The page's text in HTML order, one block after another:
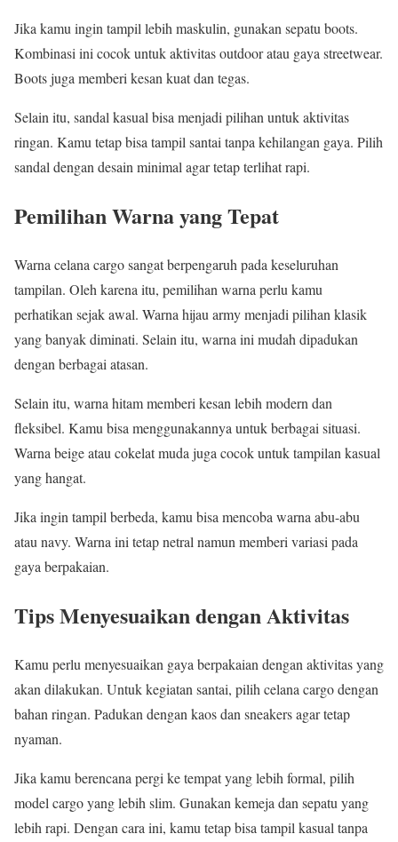
Jika kamu ingin tampil lebih maskulin, gunakan sepatu boots.
Kombinasi ini cocok untuk aktivitas outdoor atau gaya streetwear.
Boots juga memberi kesan kuat dan tegas.
Selain itu, sandal kasual bisa menjadi pilihan untuk aktivitas
ringan. Kamu tetap bisa tampil santai tanpa kehilangan gaya. Pilih
sandal dengan desain minimal agar tetap terlihat rapi.
Pemilihan Warna yang Tepat
Warna celana cargo sangat berpengaruh pada keseluruhan
tampilan. Oleh karena itu, pemilihan warna perlu kamu
perhatikan sejak awal. Warna hijau army menjadi pilihan klasik
yang banyak diminati. Selain itu, warna ini mudah dipadukan
dengan berbagai atasan.
Selain itu, warna hitam memberi kesan lebih modern dan
fleksibel. Kamu bisa menggunakannya untuk berbagai situasi.
Warna beige atau cokelat muda juga cocok untuk tampilan kasual
yang hangat.
Jika ingin tampil berbeda, kamu bisa mencoba warna abu-abu
atau navy. Warna ini tetap netral namun memberi variasi pada
gaya berpakaian.
Tips Menyesuaikan dengan Aktivitas
Kamu perlu menyesuaikan gaya berpakaian dengan aktivitas yang
akan dilakukan. Untuk kegiatan santai, pilih celana cargo dengan
bahan ringan. Padukan dengan kaos dan sneakers agar tetap
nyaman.
Jika kamu berencana pergi ke tempat yang lebih formal, pilih
model cargo yang lebih slim. Gunakan kemeja dan sepatu yang
lebih rapi. Dengan cara ini, kamu tetap bisa tampil kasual tanpa